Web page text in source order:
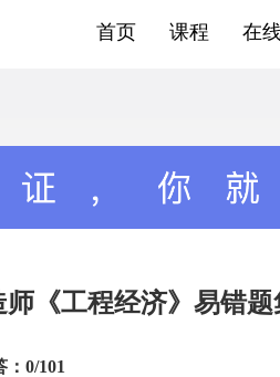
在
课程
首页
师《工程经济》易错题
：0/101